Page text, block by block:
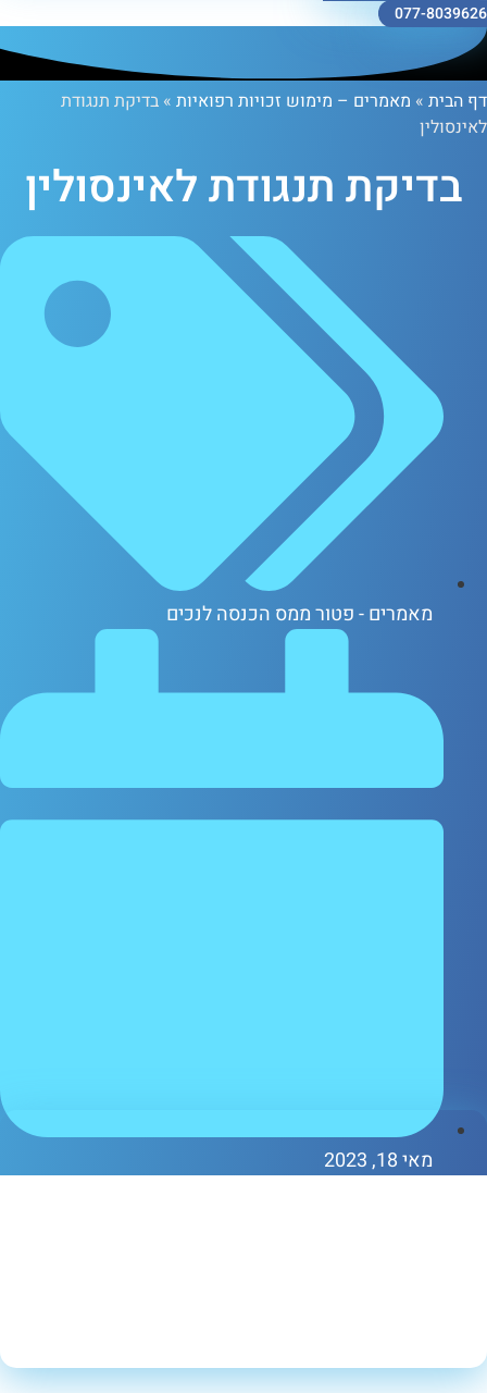
077-
» מאמרים – מימוש זכויות רפואיות »בדיקת תנגודת
תנגודת לאינסולין
- פטור ממס הכנסה לנכים